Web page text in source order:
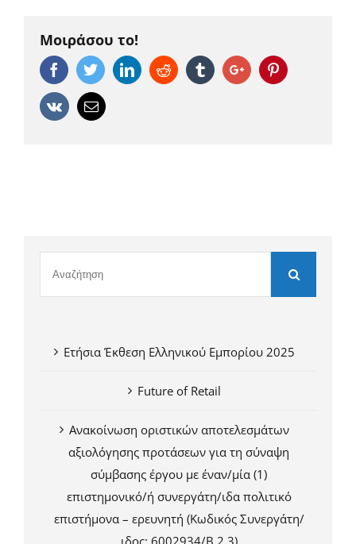
Μοιράσου το!
FacebookTwitterLinkedinReddit TumblrGoogle+Pinterest
Vk Email
Ετήσια Έκθεση Ελληνικού Εμπορίου 2025
Future of Retail
Ανακοίνωση οριστικών αποτελεσμάτων
αξιολόγησης προτάσεων για τη σύναψη
σύμβασης έργου με έναν/μία (1)
επιστημονικό/ή συνεργάτη/ιδα πολιτικό
επιστήμονα – ερευνητή (Κωδικός Συνεργάτη/